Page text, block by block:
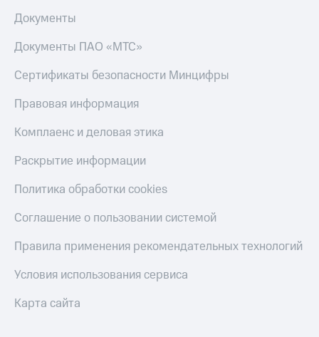
Документы
Документы ПАО «МТС»
Сертификаты безопасности Минцифры
Правовая информация
Комплаенс и деловая этика
Раскрытие информации
Политика обработки cookies
Соглашение о пользовании системой
Правила применения рекомендательных технологий
Условия использования сервиса
Карта сайта